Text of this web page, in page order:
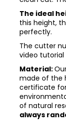
The ideal
this height,
perfectly.
The cutter
video
Material:
made of the
certificate
of natural
always